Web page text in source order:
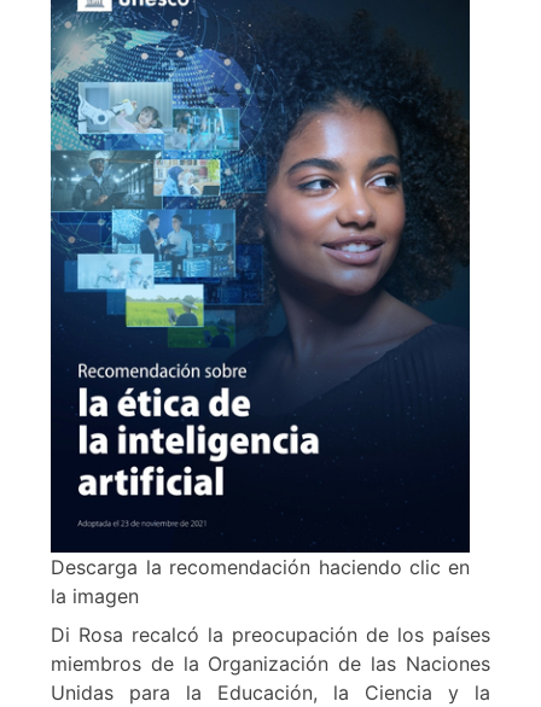
Descarga la recomendación haciendo clic en
la imagen
Di Rosa recalcó la preocupación de los países
miembros de la Organización de las Naciones
Unidas para la Educación, la Ciencia y la